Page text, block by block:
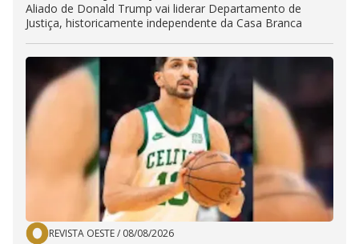
Aliado de Donald Trump vai liderar Departamento de
Justiça, historicamente independente da Casa Branca
REVISTA OESTE/ 08/08/2026